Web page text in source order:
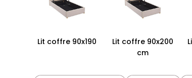
Lit coffre 90x190
Lit coffre 90x200
cm